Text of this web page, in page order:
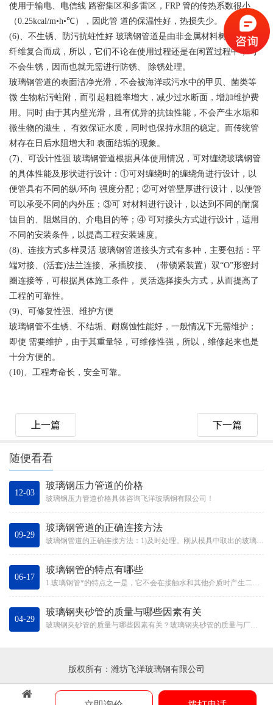
使用于输电、电信线 路密集区和多雷区，FRP 管的传热系数很小
（0.25kcal/m•h•℃），因此管 道的保温性好，热损失少。
(6)、不生锈、防污抗蛀性好 玻璃钢管道是由非金属材料树脂及玻璃
纤维复合而成，所以，它们不论在使用过程还是在闲置过程中，均
不会生锈，因而也就无需进行防锈、 除锈处理。
玻璃钢管道的表面洁净光滑，不会被海洋或污水中的甲贝、菌类等
微 生物粘污蛀附，而引起粗糙率增大，减少过水断面，增加维护费
用。同时 由于其内壁光滑，且有优异的抗蚀性能，不会产生水垢和
微生物的滋生， 有效保证水质，同时也保持水阻的稳定。而传统管
材存在日后水阻增大和 表面结垢的现象。
(7)、可设计性强 玻璃钢管道根据具体使用情况，可对缠绕玻璃钢管
的具体性能及形状进行设计：①可对缠绕时的缠绕角进行设计，以
便管具有不同的纵/环向 强度分配；②可对管壁厚进行设计，以便管
可以承受不同的内外压；③可 对材料进行设计，以达到不同的耐腐
蚀目的、阻燃目的、介电目的等；④ 可对接头方式进行设计，适用
不同的安装条件，以提高工程安装速度。
(8)、连接方式多样灵活 玻璃钢管道接头方式有多种，主要包括：平
端对接、(活套)法兰连接、承插胶接、（带锁紧装置）双“O”形密封
圈连接等，可根据具体施工条件， 灵活选择接头方式，从而提高了
工程的可靠性。
(9)、可修复性强、维护方便
玻璃钢管不生锈、不结垢、耐腐蚀性能好，一般情况下无需维护；
即使 需要维护，由于其重量轻，可维修性强，所以，维修起来也是
十分方便的。
(10)、工程寿命长，安全可靠。
上一篇 下一篇
随便看看
12-03
玻璃钢压力管道的价格
玻璃钢压力管道价格具体咨询飞洋玻璃钢有限公司！
09-29
玻璃钢管道的正确连接方法
玻璃钢管道的正确连接方法：1)及时处理。刚从模具中取出的玻璃钢零件不能立即用于粘接和密封，需要及时处理，以去除玻璃钢零件...
06-17
玻璃钢管的特点有哪些
1.玻璃钢管*的特点之一是，它不会在接触水和其他介质时产生二次污染，并且没有毒性，因此可以作为一种管道来运输水。它还具...
04-29
玻璃钢夹砂管的质量与哪些因素有关
玻璃钢夹砂管的质量与哪些因素有关？玻璃钢夹砂管的质量与厂家的技术实力有关。不同的厂家会有不同的技术。正是由于其技术差异，...
版权所有：潍坊飞洋玻璃钢有限公司